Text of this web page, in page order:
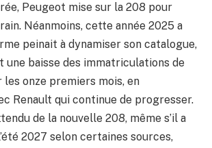
Peugeot mise sur la 208 pour
Néanmoins, cette année 2025 a
peinait à dynamiser son catalogue,
une baisse des immatriculations de
les onze premiers mois, en
Renault qui continue de progresser.
de la nouvelle 208, même s’il a
2027 selon certaines sources,